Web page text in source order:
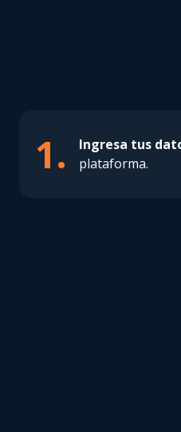
1. Ingresa tus
plataforma.